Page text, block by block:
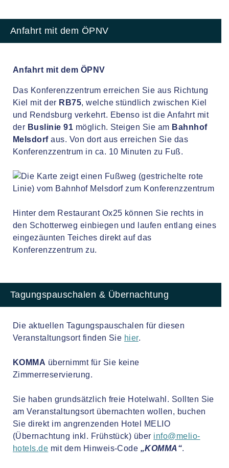
Anfahrt mit dem ÖPNV
Anfahrt mit dem ÖPNV
Das Konferenzzentrum erreichen Sie aus Richtung
Kiel mit der RB75, welche stündlich zwischen Kiel
und Rendsburg verkehrt. Ebenso ist die Anfahrt mit
der Buslinie 91 möglich. Steigen Sie am Bahnhof
Melsdorfaus. Von dort aus erreichen Sie das
Konferenzzentrum in ca. 10 Minuten zu Fuß.
Hinter dem Restaurant Ox25 können Sie rechts in
den Schotterweg einbiegen und laufen entlang eines
eingezäunten Teiches direkt auf das
Konferenzzentrum zu.
Tagungspauschalen & Übernachtung
Die aktuellen Tagungspauschalen für diesen
Veranstaltungsort finden Sie hier.
KOMMA übernimmt für Sie keine
Zimmerreservierung.
Sie haben grundsätzlich freie Hotelwahl. Sollten Sie
am Veranstaltungsort übernachten wollen, buchen
Sie direkt im angrenzenden Hotel MELIO
(Übernachtung inkl. Frühstück) über info@melio-
hotels.de mit dem Hinweis-Code „KOMMA“.